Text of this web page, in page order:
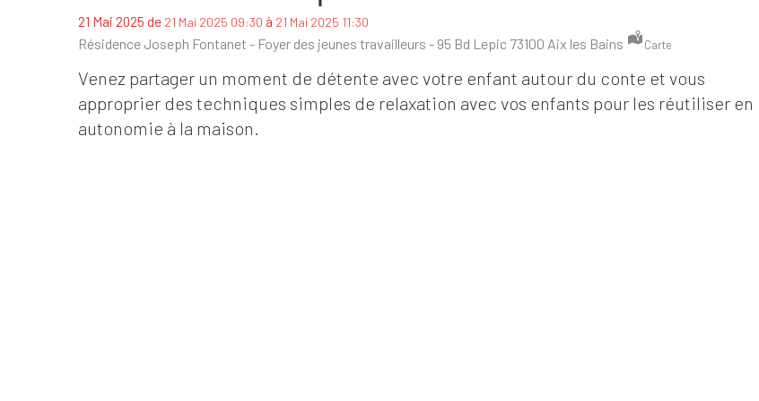
21 Mai 2025 de 21 Mai 2025 09:30 à 21 Mai 2025 11:30
Résidence Joseph Fontanet - Foyer des jeunes travailleurs - 95 Bd Lepic 73100 Aix les Bains Carte
Venez partager un moment de détente avec votre enfant autour du conte et vous
approprier des techniques simples de relaxation avec vos enfants pour les réutiliser en
autonomie à la maison.